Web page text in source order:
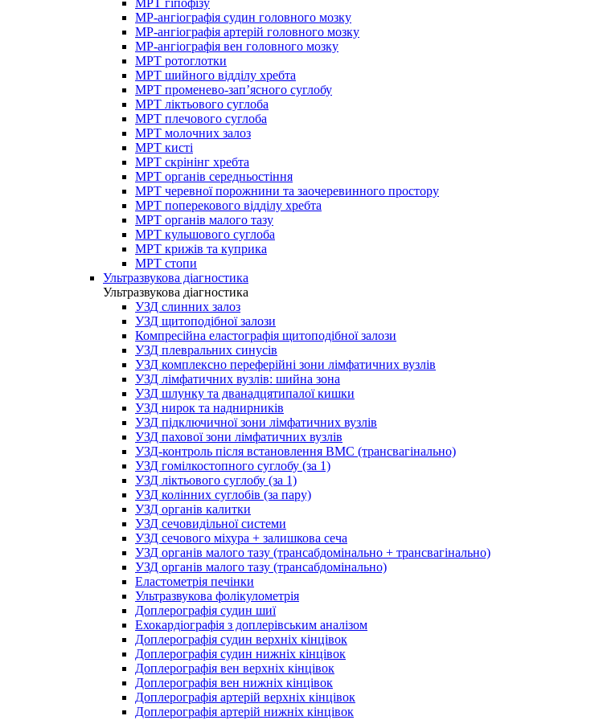
МРТ гіпофізу
МР-ангіографія судин головного мозку
МР-ангіографія артерій головного мозку
МР-ангіографія вен головного мозку
МРТ ротоглотки
МРТ шийного відділу хребта
МРТ променево-зап’ясного суглобу
МРТ ліктьового суглоба
МРТ плечового суглоба
МРТ молочних залоз
МРТ кисті
МРТ скрінінг хребта
МРТ органів середньостіння
МРТ черевної порожнини та заочеревинного простору
МРТ поперекового відділу хребта
МРТ органів малого тазу
МРТ кульшового суглоба
МРТ крижів та куприка
МРТ стопи
Ультразвукова діагностика
Ультразвукова діагностика
УЗД слинних залоз
УЗД щитоподібної залози
Компресійна еластографія щитоподібної залози
УЗД плевральних синусів
УЗД комплексно переферійні зони лімфатичних вузлів
УЗД лімфатичних вузлів: шийна зона
УЗД шлунку та дванадцятипалої кишки
УЗД нирок та наднирників
УЗД підключичної зони лімфатичних вузлів
УЗД пахової зони лімфатичних вузлів
УЗД-контроль після встановлення ВМС (трансвагінально)
УЗД гомілкостопного суглобу (за 1)
УЗД ліктьового суглобу (за 1)
УЗД колінних суглобів (за пару)
УЗД органів калитки
УЗД сечовидільної системи
УЗД сечового міхура + залишкова сеча
УЗД органів малого тазу (трансабдомінально + трансвагінально)
УЗД органів малого тазу (трансабдомінально)
Еластометрія печінки
Ультразвукова фолікулометрія
Доплерографія судин шиї
Ехокардіографія з доплерівським аналізом
Доплерографія судин верхніх кінцівок
Доплерографія судин нижніх кінцівок
Доплерографія вен верхніх кінцівок
Доплерографія вен нижніх кінцівок
Доплерографія артерій верхніх кінцівок
Доплерографія артерій нижніх кінцівок